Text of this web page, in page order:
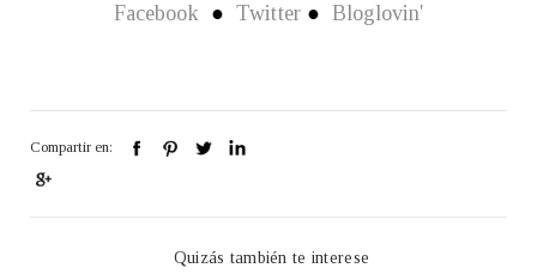
Facebook ● Twitter ● Bloglovin'
Compartir en:
Quizás también te interese